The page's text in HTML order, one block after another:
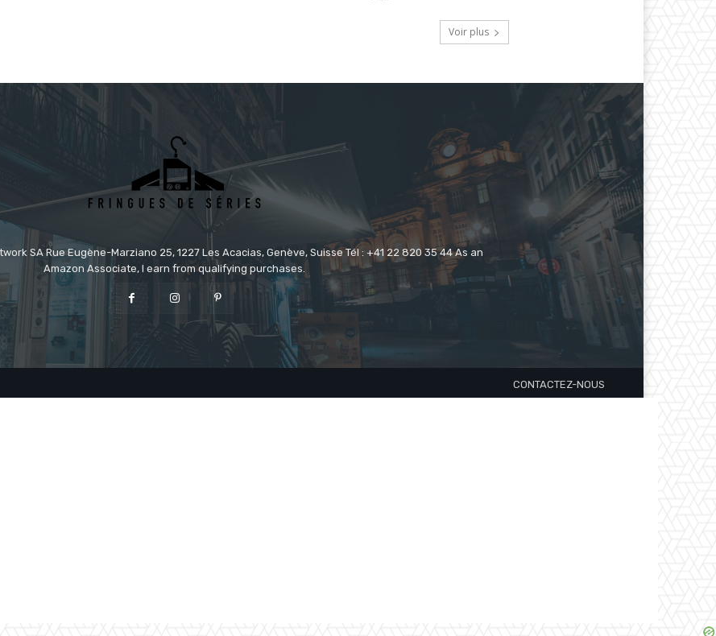
Voir plus
SA Rue Eugène-Marziano 25, 1227 Les Acacias, Genève, Suisse Tél : +41 22 820 35 44 As an
Amazon Associate, I earn from qualifying purchases.
CONTACTEZ-NOUS